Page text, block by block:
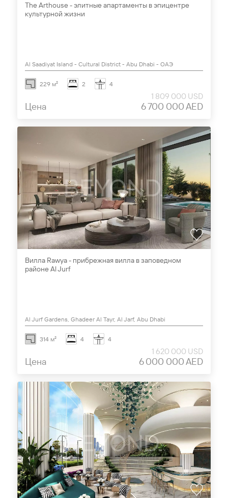
The Arthouse - элитные апартаменты в эпицентре
культурной жизни
Al Saadiyat Island - Cultural District - Abu Dhabi - ОАЭ
229 м² 2 4
Цена
1 809 000 USD
6 700 000 AED
Вилла Rawya - прибрежная вилла в заповедном
районе Al Jurf
Al Jurf Gardens, Ghadeer Al Tayr, Al Jarf, Abu Dhabi
314 м² 4 4
Цена
1 620 000 USD
6 000 000 AED